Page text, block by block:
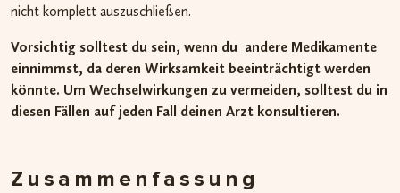
nicht komplett auszuschließen.
Vorsichtig solltest du sein, wenn du andere Medikamente
einnimmst, da deren Wirksamkeit beeinträchtigt werden
könnte. Um Wechselwirkungen zu vermeiden, solltest du in
diesen Fällen auf jeden Fall deinen Arzt konsultieren.
Zusammenfassung